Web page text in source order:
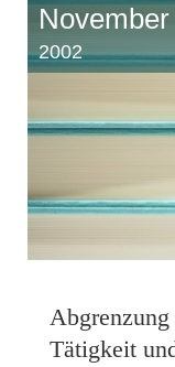
November
2002
Tätigkeit